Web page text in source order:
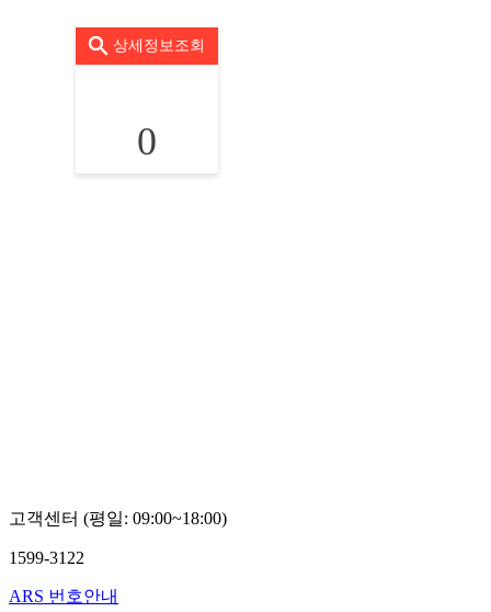
상세정보조회
0
고객센터 (평일: 09:00~18:00)
1599-3122
ARS 번호안내